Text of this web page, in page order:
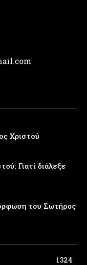
Χριστού
Γιατί διάλεξε
του Σωτήρος
1324